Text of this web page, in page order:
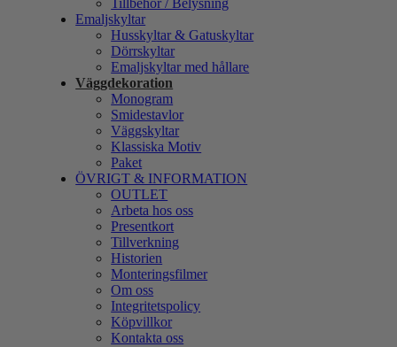
Tillbehör / Belysning
Emaljskyltar
Husskyltar & Gatuskyltar
Dörrskyltar
Emaljskyltar med hållare
Väggdekoration
Monogram
Smidestavlor
Väggskyltar
Klassiska Motiv
Paket
ÖVRIGT & INFORMATION
OUTLET
Arbeta hos oss
Presentkort
Tillverkning
Historien
Monteringsfilmer
Om oss
Integritetspolicy
Köpvillkor
Kontakta oss